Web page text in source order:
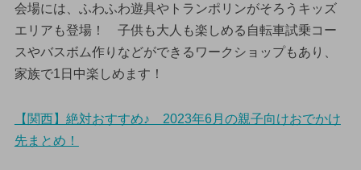
会場には、ふわふわ遊具やトランポリンがそろうキッズ
エリアも登場！ 子供も大人も楽しめる自転車試乗コー
スやバスボム作りなどができるワークショップもあり、
家族で1日中楽しめます！
【関西】絶対おすすめ♪ 2023年6月の親子向けおでかけ
先まとめ！